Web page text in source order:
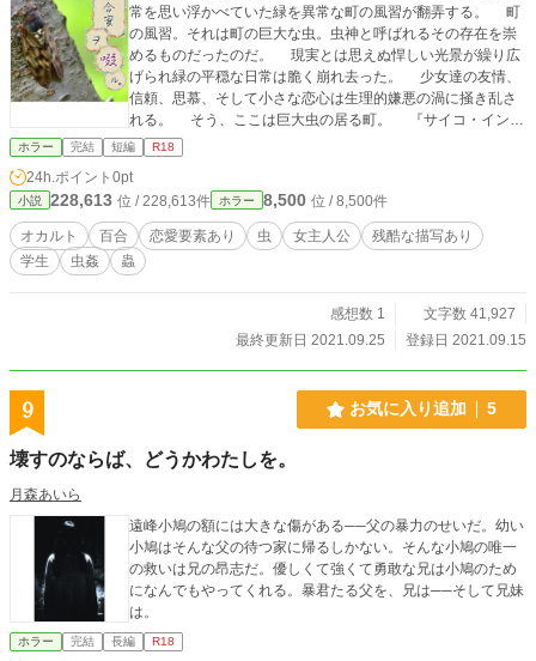
常を思い浮かべていた緑を異常な町の風習が翻弄する。 町
の風習。それは町の巨大な虫。虫神と呼ばれるその存在を崇
めるものだったのだ。 現実とは思えぬ悍しい光景が繰り広
げられ緑の平穏な日常は脆く崩れ去った。 少女達の友情、
信頼、思慕、そして小さな恋心は生理的嫌悪の渦に掻き乱さ
れる。 そう、ここは巨大虫の居る町。 『サイコ・インセ
クト・ホラー&百合』淡々と開幕。
ホラー 完結 短編 R18
24h.ポイント 0pt
小説 228,613 位 / 228,613件 ホラー 8,500 位 / 8,500件
オカルト 百合 恋愛要素あり 虫 女主人公
残酷な描写あり
学生
虫姦 蟲
感想数 1
文字数 41,927
最終更新日 2021.09.25
登録日 2021.09.15
9 お気に入り追加 5
壊すのならば、どうかわたしを。
月森あいら
遠峰小鳩の額には大きな傷がある──父の暴力のせいだ。幼い
小鳩はそんな父の待つ家に帰るしかない。そんな小鳩の唯一
の救いは兄の昂志だ。優しくて強くて勇敢な兄は小鳩のため
になんでもやってくれる。暴君たる父を、兄は──そして兄妹
は。
ホラー 完結 長編 R18